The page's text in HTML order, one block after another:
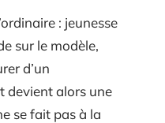
: jeunesse
sur le modèle,
d’un
devient alors une
se fait pas à la